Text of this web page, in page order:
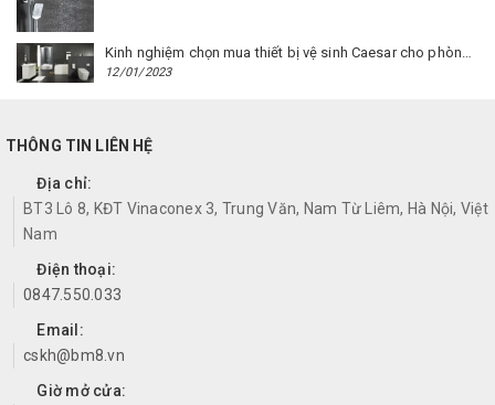
12/01/2023
THÔNG TIN LIÊN HỆ
Địa chỉ:
BT3 Lô 8, KĐT Vinaconex 3, Trung Văn, Nam Từ Liêm, Hà Nội, Việt
Nam
Điện thoại:
0847.550.033
Email:
cskh@bm8.vn
Giờ mở cửa: